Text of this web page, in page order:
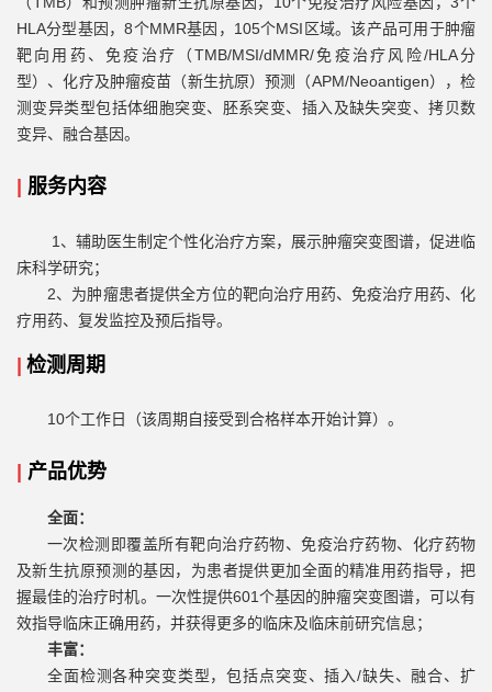
HLA分型基因，8个MMR基因，105个MSI区域。该产品可用于肿瘤
靶向用药、免疫治疗（TMB/MSI/dMMR/免疫治疗风险/HLA分
型）、化疗及肿瘤疫苗（新生抗原）预测（APM/Neoantigen），检
测变异类型包括体细胞突变、胚系突变、插入及缺失突变、拷贝数
变异、融合基因。
服务内容
1、辅助医生制定个性化治疗方案，展示肿瘤突变图谱，促进临
床科学研究；
2、为肿瘤患者提供全方位的靶向治疗用药、免疫治疗用药、化
疗用药、复发监控及预后指导。
检测周期
10个工作日（该周期自接受到合格样本开始计算）。
产品优势
全面：
一次检测即覆盖所有靶向治疗药物、免疫治疗药物、化疗药物
及新生抗原预测的基因，为患者提供更加全面的精准用药指导，把
握最佳的治疗时机。一次性提供601个基因的肿瘤突变图谱，可以有
效指导临床正确用药，并获得更多的临床及临床前研究信息；
丰富：
全面检测各种突变类型，包括点突变、插入/缺失、融合、扩